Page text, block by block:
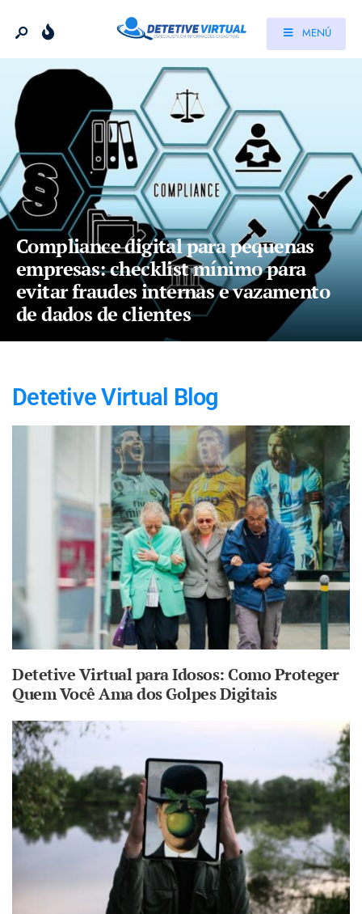
MENÚ
Marketplace Seguro: Como Investigar
Comprador ou Vendedor Antes de
Fechar Negócio no OLX, Facebook e
WhatsApp
Detetive Virtual Blog
Detetive Virtual para Idosos: Como Proteger
Quem Você Ama dos Golpes Digitais